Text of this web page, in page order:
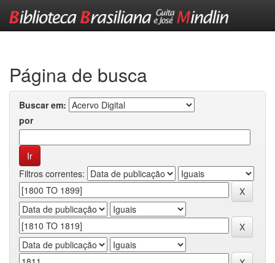
Página de busca
Buscar em:
por
Filtros correntes: